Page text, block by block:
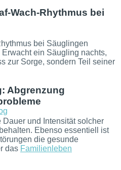
Wach-Rhythmus bei
bei Säuglingen
ein Säugling nachts,
zur Sorge, sondern Teil seiner
Abgrenzung
und Intensität solcher
Ebenso essentiell ist
die gesunde
das Familienleben